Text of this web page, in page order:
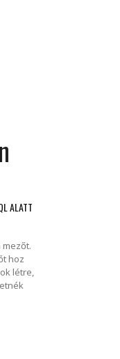
ALATT
mezőt.
hoz
létre,